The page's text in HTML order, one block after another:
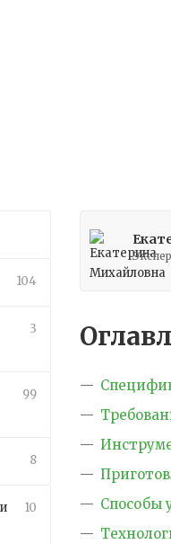
Способы
104
3
99
8
10